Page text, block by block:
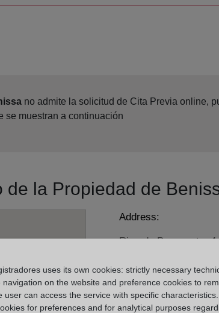
no admite la solicitud de Cita Previa online,
se muestran a continuación
la Propiedad de
Address:
Ricardo Benavente,
Horario:
De lunes a viernes
Agosto: De lunes a
uses its own cookies: strictly necessary
navigation on the website and preference cookies to
user can access the service with specific
for preferences and for analytical purposes